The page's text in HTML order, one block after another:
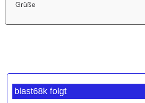
Grüße
blast68k folgt